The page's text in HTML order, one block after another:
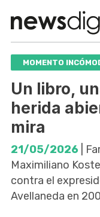
MOMENTO
Un libro,
herida
mira
21/05/2026 |
Maximiliano
contra el
Avellaneda en